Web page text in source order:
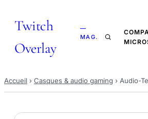
Twitch
Overlay
—
MAG.
Accueil › Casques & audio gaming › Audio-